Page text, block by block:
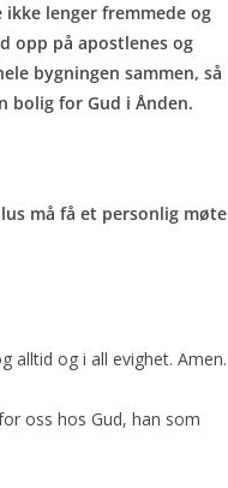
lenger fremmede og
opp på apostlenes og
bygningen sammen, så
bolig for Gud i Ånden.
må få et personlig møte
alltid og i all evighet. Amen.
oss hos Gud, han som